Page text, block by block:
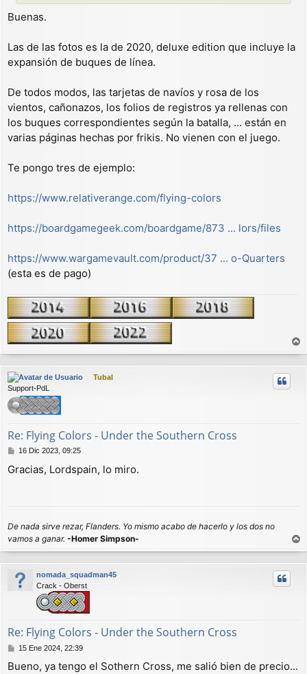
Buenas.
Las de las fotos es la de 2020, deluxe edition que incluye la
expansión de buques de línea.
De todos modos, las tarjetas de navíos y rosa de los
vientos, cañonazos, los folios de registros ya rellenas con
los buques correspondientes según la batalla, ... están en
varias páginas hechas por frikis. No vienen con el juego.
Te pongo tres de ejemplo:
https://www.relativerange.com/flying-colors
https://boardgamegeek.com/boardgame/873 ... lors/files
https://www.wargamevault.com/product/37 ... o-Quarters
(esta es de pago)
r
r
Tubal
Support-PdL
Re: Flying Colors - Under the Southern Cross
M
n
16 Dic 2023, 09:25
Gracias, Lordspain, lo miro.
De nada sirve rezar, Flanders. Yo mismo acabo de hacerlo y los dos no
vamos a ganar. -Homer Simpson-
r
r
nomada_squadman45
Crack - Oberst
Re: Flying Colors - Under the Southern Cross
M
n
15 Ene 2024, 22:39
Bueno, ya tengo el Sothern Cross, me salió bien de precio...